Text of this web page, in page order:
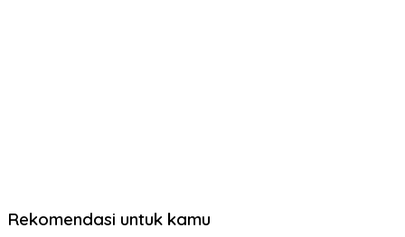
Rekomendasi untuk kamu